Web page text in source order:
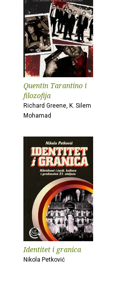
Quentin Tarantino i
filozofija
Richard Greene, K. Silem
Mohamad
Identitet i granica
Nikola Petković